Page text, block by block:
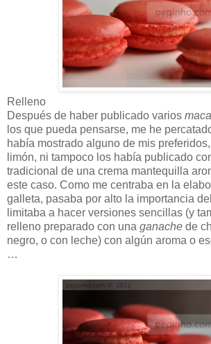
Relleno
Después de haber publicado varios
los que pueda pensarse, me he
había mostrado alguno de mis
limón, ni tampoco los había publicado
tradicional de una crema mantequilla
este caso. Como me centraba en la
galleta, pasaba por alto la importancia
limitaba a hacer versiones sencillas (y
relleno preparado con una ganache de
negro, o con leche) con algún aroma o
…